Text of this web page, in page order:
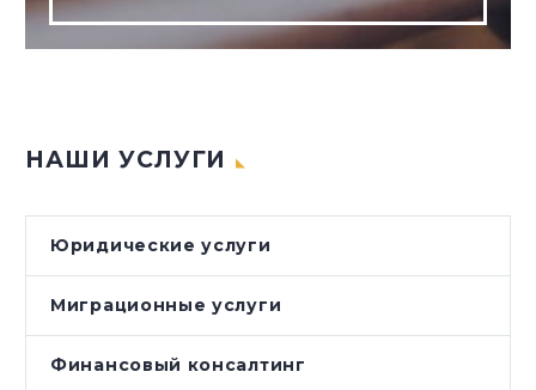
НАШИ УСЛУГИ
Юридические услуги
Миграционные услуги
Финансовый консалтинг